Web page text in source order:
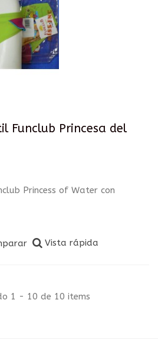
Funclub Princesa del
Princess of Water con
Vista rápida
1 - 10 de 10 items